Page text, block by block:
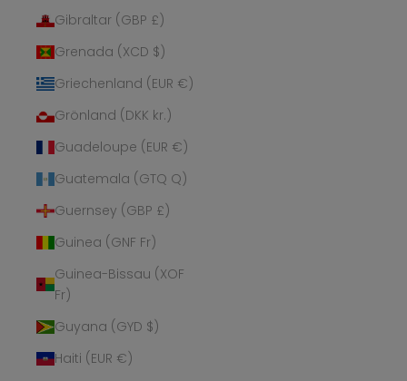
Gibraltar (GBP £)
Grenada (XCD $)
Griechenland (EUR €)
Grönland (DKK kr.)
Guadeloupe (EUR €)
Guatemala (GTQ Q)
Guernsey (GBP £)
Guinea (GNF Fr)
Guinea-Bissau (XOF
Fr)
Guyana (GYD $)
Haiti (EUR €)